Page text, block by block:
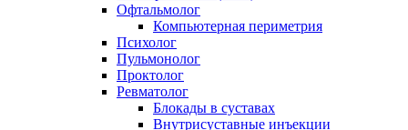
Офтальмолог
Компьютерная периметрия
Психолог
Пульмонолог
Проктолог
Ревматолог
Блокады в суставах
Внутрисуставные инъекции